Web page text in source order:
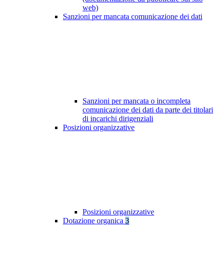
web)
Sanzioni per mancata comunicazione dei dati
Sanzioni per mancata o incompleta
comunicazione dei dati da parte dei titolari
di incarichi dirigenziali
Posizioni organizzative
Posizioni organizzative
Dotazione organica 3